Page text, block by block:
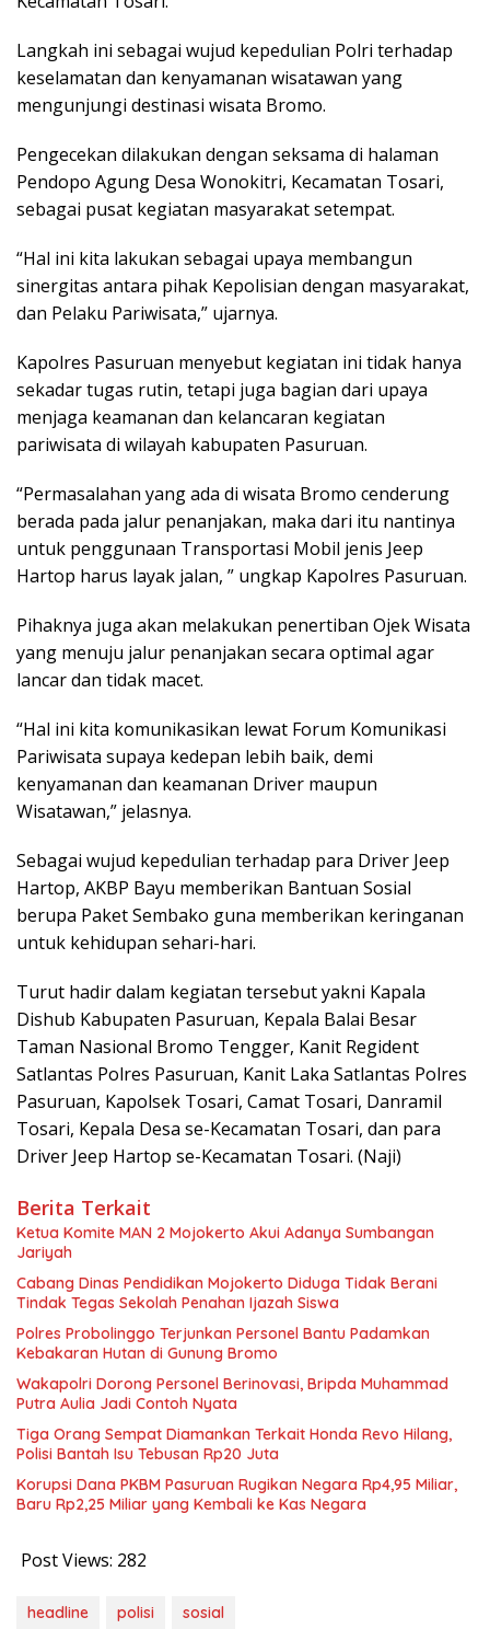
Langkah ini sebagai wujud kepedulian Polri terhadap
keselamatan dan kenyamanan wisatawan yang
mengunjungi destinasi wisata Bromo.
Pengecekan dilakukan dengan seksama di halaman
Pendopo Agung Desa Wonokitri, Kecamatan Tosari,
sebagai pusat kegiatan masyarakat setempat.
“Hal ini kita lakukan sebagai upaya membangun
sinergitas antara pihak Kepolisian dengan masyarakat,
dan Pelaku Pariwisata,” ujarnya.
Kapolres Pasuruan menyebut kegiatan ini tidak hanya
sekadar tugas rutin, tetapi juga bagian dari upaya
menjaga keamanan dan kelancaran kegiatan
pariwisata di wilayah kabupaten Pasuruan.
“Permasalahan yang ada di wisata Bromo cenderung
berada pada jalur penanjakan, maka dari itu nantinya
untuk penggunaan Transportasi Mobil jenis Jeep
Hartop harus layak jalan, ” ungkap Kapolres Pasuruan.
Pihaknya juga akan melakukan penertiban Ojek Wisata
yang menuju jalur penanjakan secara optimal agar
lancar dan tidak macet.
“Hal ini kita komunikasikan lewat Forum Komunikasi
Pariwisata supaya kedepan lebih baik, demi
kenyamanan dan keamanan Driver maupun
Wisatawan,” jelasnya.
Sebagai wujud kepedulian terhadap para Driver Jeep
Hartop, AKBP Bayu memberikan Bantuan Sosial
berupa Paket Sembako guna memberikan keringanan
untuk kehidupan sehari-hari.
Turut hadir dalam kegiatan tersebut yakni Kapala
Dishub Kabupaten Pasuruan, Kepala Balai Besar
Taman Nasional Bromo Tengger, Kanit Regident
Satlantas Polres Pasuruan, Kanit Laka Satlantas Polres
Pasuruan, Kapolsek Tosari, Camat Tosari, Danramil
Tosari, Kepala Desa se-Kecamatan Tosari, dan para
Driver Jeep Hartop se-Kecamatan Tosari. (Naji)
Berita Terkait
Ketua Komite MAN 2 Mojokerto Akui Adanya Sumbangan
Jariyah
Cabang Dinas Pendidikan Mojokerto Diduga Tidak Berani
Tindak Tegas Sekolah Penahan Ijazah Siswa
Polres Probolinggo Terjunkan Personel Bantu Padamkan
Kebakaran Hutan di Gunung Bromo
Wakapolri Dorong Personel Berinovasi, Bripda Muhammad
Putra Aulia Jadi Contoh Nyata
Tiga Orang Sempat Diamankan Terkait Honda Revo Hilang,
Polisi Bantah Isu Tebusan Rp20 Juta
Korupsi Dana PKBM Pasuruan Rugikan Negara Rp4,95 Miliar,
Baru Rp2,25 Miliar yang Kembali ke Kas Negara
Post Views: 282
headline polisi sosial